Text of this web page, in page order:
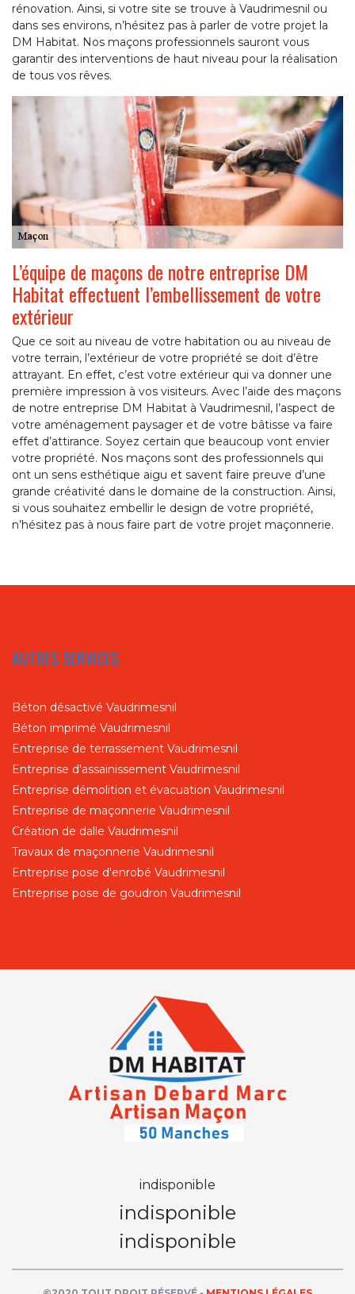
rénovation. Ainsi, si votre site se trouve à Vaudrimesnil ou
dans ses environs, n’hésitez pas à parler de votre projet la
DM Habitat. Nos maçons professionnels sauront vous
garantir des interventions de haut niveau pour la réalisation
de tous vos rêves.
L’équipe de maçons de notre entreprise DM
Habitat effectuent l’embellissement de votre
extérieur
Que ce soit au niveau de votre habitation ou au niveau de
votre terrain, l’extérieur de votre propriété se doit d’être
attrayant. En effet, c’est votre extérieur qui va donner une
première impression à vos visiteurs. Avec l’aide des maçons
de notre entreprise DM Habitat à Vaudrimesnil, l’aspect de
votre aménagement paysager et de votre bâtisse va faire
effet d’attirance. Soyez certain que beaucoup vont envier
votre propriété. Nos maçons sont des professionnels qui
ont un sens esthétique aigu et savent faire preuve d’une
grande créativité dans le domaine de la construction. Ainsi,
si vous souhaitez embellir le design de votre propriété,
n’hésitez pas à nous faire part de votre projet maçonnerie.
AUTRES SERVICES
Béton désactivé Vaudrimesnil
Béton imprimé Vaudrimesnil
Entreprise de terrassement Vaudrimesnil
Entreprise d'assainissement Vaudrimesnil
Entreprise démolition et évacuation Vaudrimesnil
Entreprise de maçonnerie Vaudrimesnil
Création de dalle Vaudrimesnil
Travaux de maçonnerie Vaudrimesnil
Entreprise pose d'enrobé Vaudrimesnil
Entreprise pose de goudron Vaudrimesnil
indisponible
indisponible
indisponible